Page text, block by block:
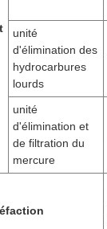
unité
d'élimination des
hydrocarbures
lourds
unité
d'élimination et
de filtration du
mercure